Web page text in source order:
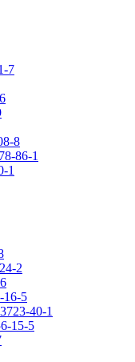
7
8
86-1
1
2
16-5
40-1
15-5